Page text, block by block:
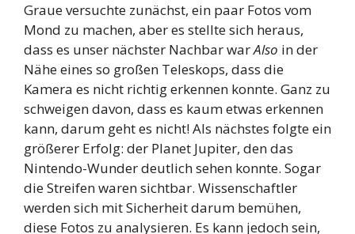
Graue versuchte zunächst, ein paar Fotos vom
Mond zu machen, aber es stellte sich heraus,
dass es unser nächster Nachbar warAlso in der
Nähe eines so großen Teleskops, dass die
Kamera es nicht richtig erkennen konnte. Ganz zu
schweigen davon, dass es kaum etwas erkennen
kann, darum geht es nicht! Als nächstes folgte ein
größerer Erfolg: der Planet Jupiter, den das
Nintendo-Wunder deutlich sehen konnte. Sogar
die Streifen waren sichtbar. Wissenschaftler
werden sich mit Sicherheit darum bemühen,
diese Fotos zu analysieren. Es kann jedoch sein,